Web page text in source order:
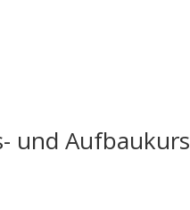
und Aufbaukurs